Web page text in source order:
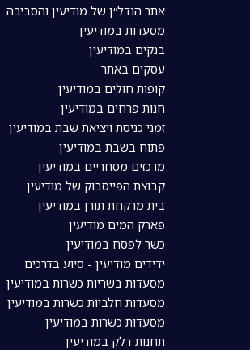
אתר הנדל״ן של מודיעין והסביבה
מסעדות במודיעין
בנקים במודיעין
עסקים באתר
קופות חולים במודיעין
חנות פרחים במודיעין
זמני כניסת ויציאת שבת במודיעין
פתוח בשבת במודיעין
מרכזים מסחריים במודיעין
קבוצת הפייסבוק של מודיעין
בית מרקחת תורן במודיעין
פארק המים מודיעין
כשר לפסח במודיעין
ידידים מודיעין - סיוע בדרכים
מסעדות בשריות כשרות במודיעין
מסעדות חלביות כשרות במודיעין
מסעדות כשרות במודיעין
תחנות דלק במודיעין